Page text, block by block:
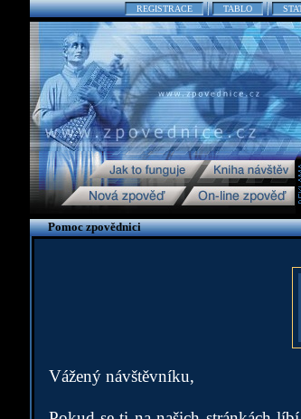
REGISTRACE TABLO
Pomoc zpovědnici
Vážený návštěvníku,